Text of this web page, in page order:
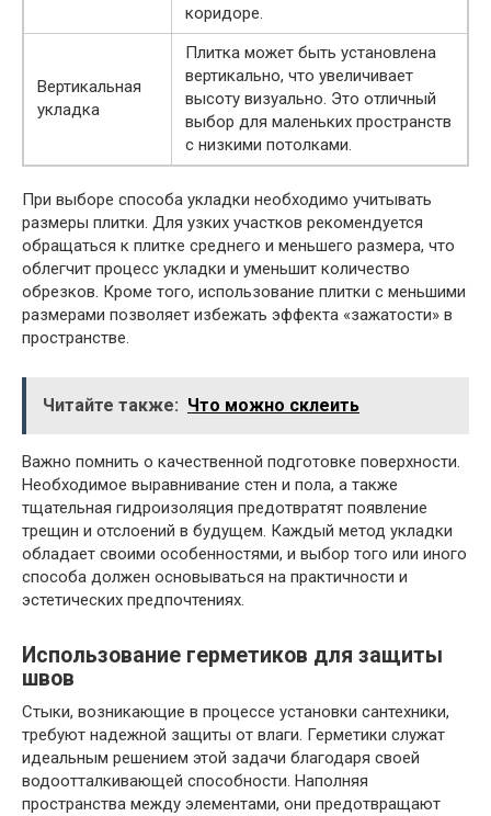
коридоре.
Вертикальная
укладка
Плитка может быть установлена
вертикально, что увеличивает
высоту визуально. Это отличный
выбор для маленьких пространств
с низкими потолками.
При выборе способа укладки необходимо учитывать
размеры плитки. Для узких участков рекомендуется
обращаться к плитке среднего и меньшего размера, что
облегчит процесс укладки и уменьшит количество
обрезков. Кроме того, использование плитки с меньшими
размерами позволяет избежать эффекта «зажатости» в
пространстве.
Читайте также: Что можно склеить
Важно помнить о качественной подготовке поверхности.
Необходимое выравнивание стен и пола, а также
тщательная гидроизоляция предотвратят появление
трещин и отслоений в будущем. Каждый метод укладки
обладает своими особенностями, и выбор того или иного
способа должен основываться на практичности и
эстетических предпочтениях.
Использование герметиков для защиты
швов
Стыки, возникающие в процессе установки сантехники,
требуют надежной защиты от влаги. Герметики служат
идеальным решением этой задачи благодаря своей
водоотталкивающей способности. Наполняя
пространства между элементами, они предотвращают